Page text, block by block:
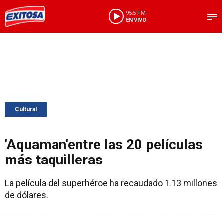
95.5 FM
EN VIVO
Cultural
'Aquaman'entre las 20 películas
más taquilleras
La película del superhéroe ha recaudado 1.13 millones
de dólares.